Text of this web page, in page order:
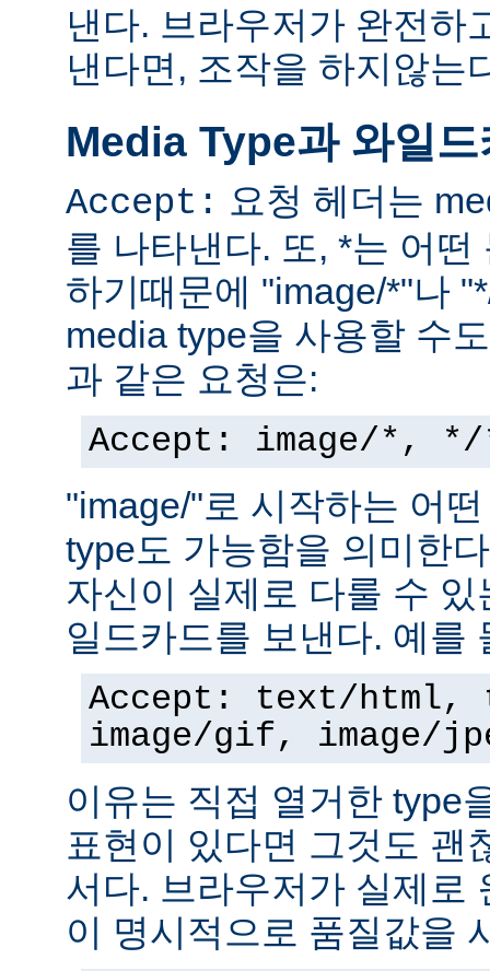
낸다. 브라우저가 완전하
낸다면, 조작을 하지않는
Media Type과 와일드
Accept: 요청 헤더는
를 나타낸다. 또, *는 어
하기때문에 "image/*"나
media type을 사용할 수
과 같은 요청은:
Accept: image/*,
"image/"로 시작하는 어
type도 가능함을 의미한
자신이 실제로 다룰 수
일드카드를 보낸다. 예를
Accept: text/
image/gif, image/
이유는 직접 열거한 type
표현이 있다면 그것도 괜
서다. 브라우저가 실제로
이 명시적으로 품질값을